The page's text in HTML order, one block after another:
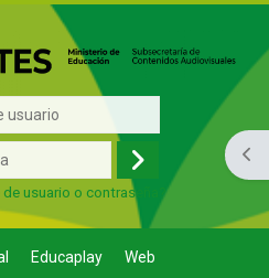
Acceder
usuario o contraseña?
Educaplay Web